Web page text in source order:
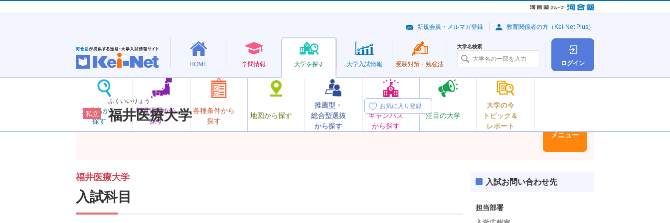
ログイン
HOME 学問情報 大学を探す
大学名から
探す
都道府県から
探す
各種条件から
探す
地図から探す
推薦型・
総合型選抜
から探す
オープン
キャンパス
から探す
注目の大学
大学の今
トピック＆
レポート
大学入試情報 受験対策・ 勉強法
大学名検索
新規会員・メルマガ登録 教育関係者の方（Kei-Net Plus）
私立
ふくいいりょう
福井医療大学
お気に入り登録
メニュー
福井医療大学
入試科目
入試お問い合わせ先
担当部署